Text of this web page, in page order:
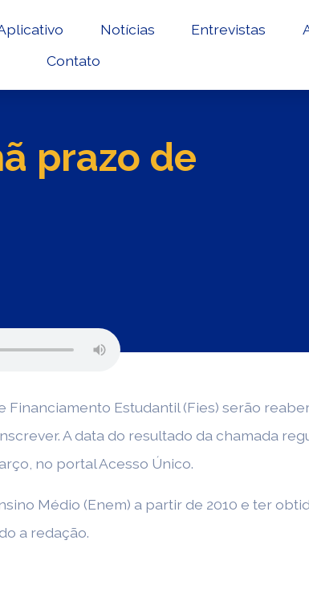
Notícias Entrevistas
Contato
prazo de
Estudantil (Fies) serão
A data do resultado da chamada
no portal Acesso Único.
Médio (Enem) a partir de 2010 e ter
a redação.